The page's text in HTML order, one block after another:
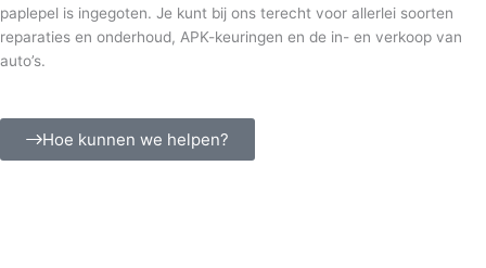
paplepel is ingegoten. Je kunt bij ons terecht voor allerlei soorten
reparaties en onderhoud, APK-keuringen en de in- en verkoop van
auto’s.
Hoe kunnen we helpen?